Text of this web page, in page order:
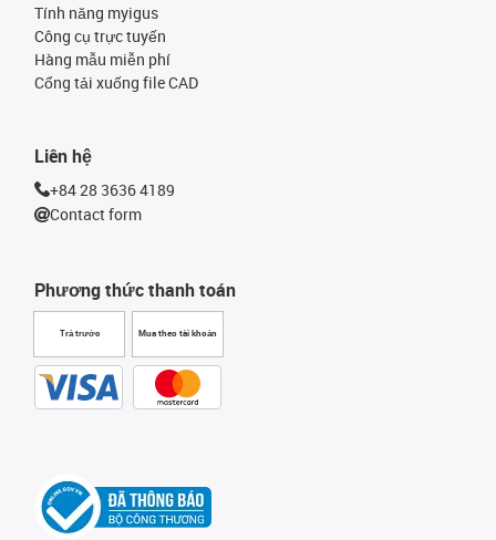
Phương thức thanh toán
Trả trước Mua theo tài khoản
Tính năng myigus
Công cụ trực tuyến
Hàng mẫu miễn phí
Cổng tải xuống file CAD
Liên hệ
+84 28 3636 4189
Contact form